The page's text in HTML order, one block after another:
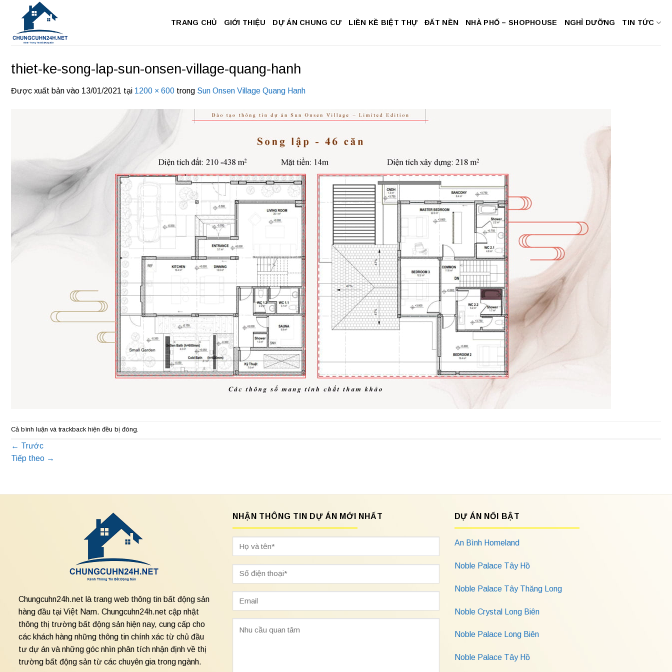
dung
TRANG CHỦ GIỚI THIỆU DỰ ÁN CHUNG CƯ LIỀN KỀ BIỆT THỰ ĐẤT NỀN NHÀ PHỐ – SHOPHOUSE NGHỈ DƯỠNG TIN TỨC
thiet-ke-song-lap-sun-onsen-village-quang-hanh
Được xuất bản vào 13/01/2021 tại 1200 × 600 trong Sun Onsen Village Quang Hanh
Cả bình luận và trackback hiện đều bị đóng.
← Trước
Tiếp theo →
Chungcuhn24h.net là trang web thông tin bất động sản
hàng đầu tại Việt Nam. Chungcuhn24h.net cập nhật
thông thị trường bất động sản hiện nay, cung cấp cho
các khách hàng những thông tin chính xác từ chủ đầu
tư dự án và những góc nhìn phân tích nhận định về thị
trường bất động sản từ các chuyên gia trong ngành.
NHẬN THÔNG TIN DỰ ÁN MỚI NHẤT DỰ ÁN NỔI BẬT
An Bình Homeland
Noble Palace Tây Hồ
Noble Palace Tây Thăng Long
Noble Crystal Long Biên
Noble Palace Long Biên
Noble Palace Tây Hồ